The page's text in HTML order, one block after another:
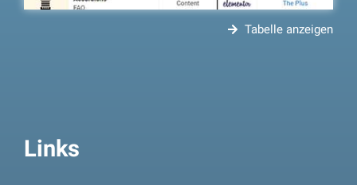
Links
Tabelle anzeigen